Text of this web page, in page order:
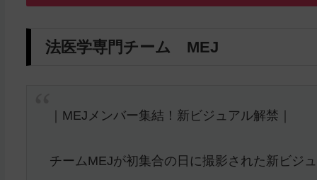
法医学専門チーム MEJ
｜MEJメンバー集結！新ビジュアル解禁｜
チームMEJが初集合の日に撮影された新ビジ